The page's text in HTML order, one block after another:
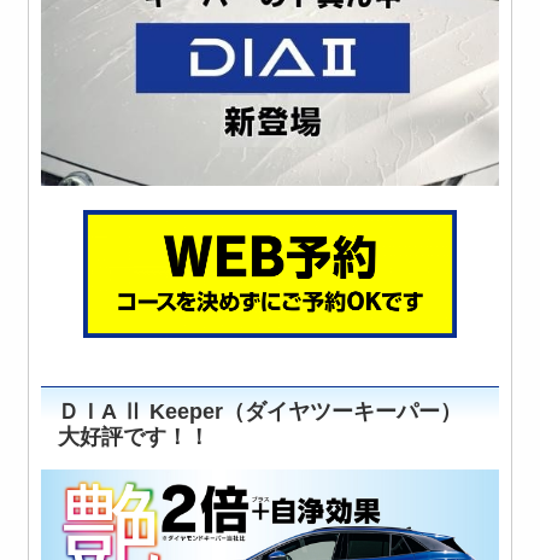
ＤＩA Ⅱ Keeper（ダイヤツーキーパー）
大好評です！！